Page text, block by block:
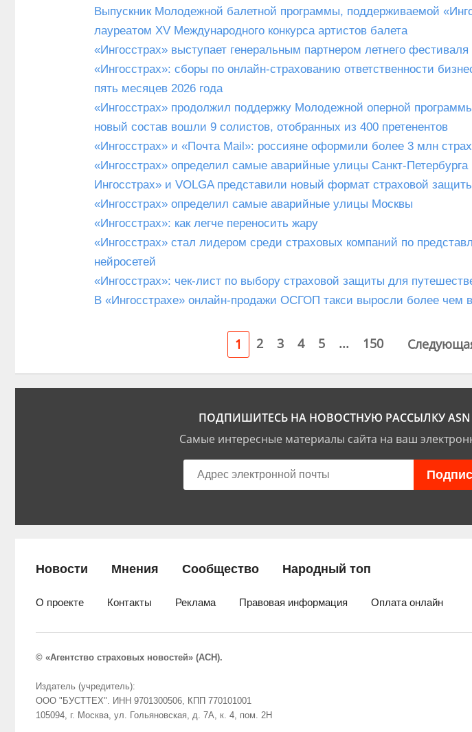
Выпускник Молодежной балетной программы, поддерживаемой
лауреатом XV Международного конкурса артистов балета
«Ингосстрах» выступает генеральным партнером летнего
«Ингосстрах»: сборы по онлайн-страхованию ответственности
пять месяцев 2026 года
«Ингосстрах» продолжил поддержку Молодежной оперной
новый состав вошли 9 солистов, отобранных из 400 претенентов
«Ингосстрах» и «Почта Mail»: россияне оформили более 3 млн
«Ингосстрах» определил самые аварийные улицы Санкт-Петербурга
Ингосстрах» и VOLGA представили новый формат страховой
«Ингосстрах» определил самые аварийные улицы Москвы
«Ингосстрах»: как легче переносить жару
«Ингосстрах» стал лидером среди страховых компаний по
нейросетей
«Ингосстрах»: чек-лист по выбору страховой защиты для
В «Ингосстрахе» онлайн-продажи ОСГОП такси выросли более чем
1 2 3 4 5 ... 150
ПОДПИШИТЕСЬ НА НОВОСТНУЮ РАССЫЛКУ ASN
Самые интересные материалы сайта на ваш
Новости Мнения Сообщество Народный топ
О проекте Контакты Реклама Правовая информация Оплата онлайн
© «Агентство страховых новостей» (АСН).
Издатель (учредитель):
ООО "БУСТТЕХ". ИНН 9701300506, КПП 770101001
105094, г. Москва, ул. Гольяновская, д. 7А, к. 4, пом. 2Н